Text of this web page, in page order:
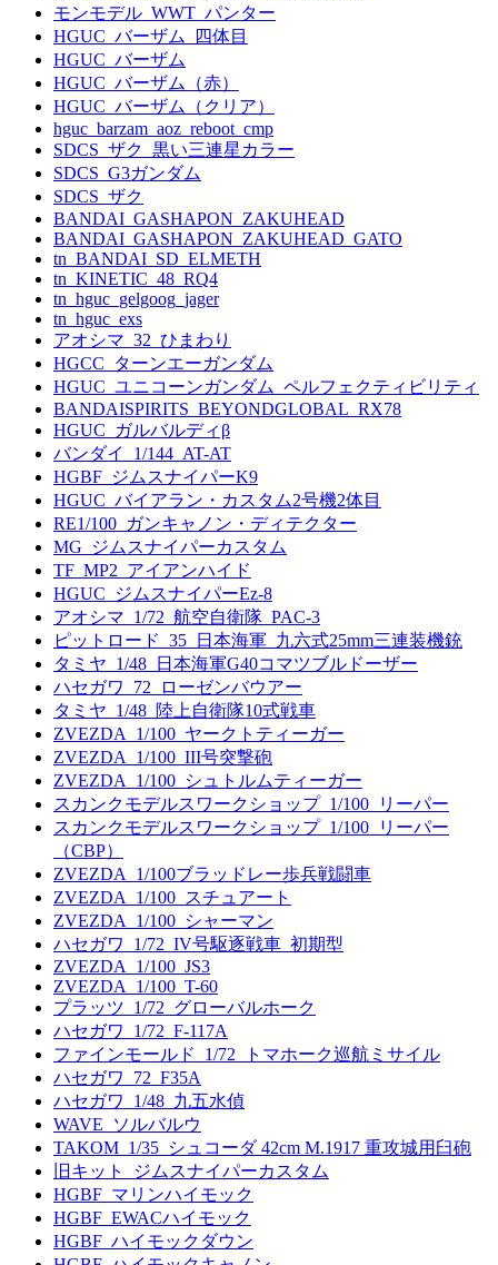
モンモデル_WWT_パンター
HGUC_バーザム_四体目
HGUC_バーザム
HGUC_バーザム（赤）
HGUC_バーザム（クリア）
hguc_barzam_aoz_reboot_cmp
SDCS_ザク_黒い三連星カラー
SDCS_G3ガンダム
SDCS_ザク
BANDAI_GASHAPON_ZAKUHEAD
BANDAI_GASHAPON_ZAKUHEAD_GATO
tn_BANDAI_SD_ELMETH
tn_KINETIC_48_RQ4
tn_hguc_gelgoog_jager
tn_hguc_exs
アオシマ_32_ひまわり
HGCC_ターンエーガンダム
HGUC_ユニコーンガンダム_ペルフェクティビリティ
BANDAISPIRITS_BEYONDGLOBAL_RX78
HGUC_ガルバルディβ
バンダイ_1/144_AT-AT
HGBF_ジムスナイパーK9
HGUC_バイアラン・カスタム2号機2体目
RE1/100_ガンキャノン・ディテクター
MG_ジムスナイパーカスタム
TF_MP2_アイアンハイド
HGUC_ジムスナイパーEz-8
アオシマ_1/72_航空自衛隊_PAC-3
ピットロード_35_日本海軍_九六式25mm三連装機銃
タミヤ_1/48_日本海軍G40コマツブルドーザー
ハセガワ_72_ローゼンバウアー
タミヤ_1/48_陸上自衛隊10式戦車
ZVEZDA_1/100_ヤークトティーガー
ZVEZDA_1/100_III号突撃砲
ZVEZDA_1/100_シュトルムティーガー
スカンクモデルスワークショップ_1/100_リーパー
スカンクモデルスワークショップ_1/100_リーパー
（CBP）
ZVEZDA_1/100ブラッドレー歩兵戦闘車
ZVEZDA_1/100_スチュアート
ZVEZDA_1/100_シャーマン
ハセガワ_1/72_IV号駆逐戦車_初期型
ZVEZDA_1/100_JS3
ZVEZDA_1/100_T-60
プラッツ_1/72_グローバルホーク
ハセガワ_1/72_F-117A
ファインモールド_1/72_トマホーク巡航ミサイル
ハセガワ_72_F35A
ハセガワ_1/48_九五水偵
WAVE_ソルバルウ
TAKOM_1/35_シュコーダ 42cm M.1917 重攻城用臼砲
旧キット_ジムスナイパーカスタム
HGBF_マリンハイモック
HGBF_EWACハイモック
HGBF_ハイモックダウン